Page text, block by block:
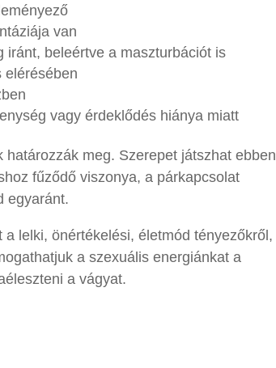
van
iránt, beleértve a maszturbációt is
elérésében
vagy érdeklődés hiánya miatt
meg. Szerepet játszhat ebben
fűződő viszonya, a párkapcsolat
egyaránt.
lelki, önértékelési, életmód tényezőkről,
a szexuális energiánkat a
a vágyat.